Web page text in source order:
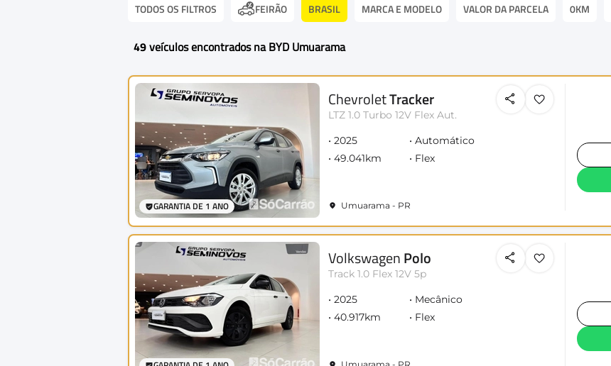
TODOS OS FILTROS FEIRÃO BRASIL MARCA E MODELO VALOR DA PARCELA 0KM
49veículos encontrados na BYD Umuarama
GARANTIA DE 1 ANO
ChevroletTracker
LTZ 1.0 Turbo 12V Flex Aut.
2025
Automático
49.041km
Flex
Umuarama - PR
VolkswagenPolo
Track 1.0 Flex 12V 5p
2025
Mecânico
40.917km
Flex